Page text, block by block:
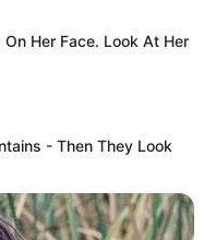
Her Face. Look At Her
- Then They Look